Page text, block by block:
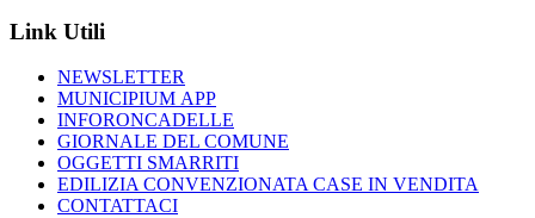
Link Utili
NEWSLETTER
MUNICIPIUM APP
INFORONCADELLE
GIORNALE DEL COMUNE
OGGETTI SMARRITI
EDILIZIA CONVENZIONATA CASE IN VENDITA
CONTATTACI